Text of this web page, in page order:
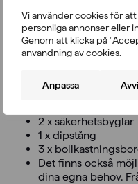
Vi använder cookies för
personliga annonser eller
Genom att klicka på
användning av cookies.
Anpassa
Elegant svart Wrange
träningsställning för
tillbehören som visas på
4 x haklyftstång
2 x säkerhetsbyglar
1 x dipstång
3 x
Det finns också
dina egna behov.